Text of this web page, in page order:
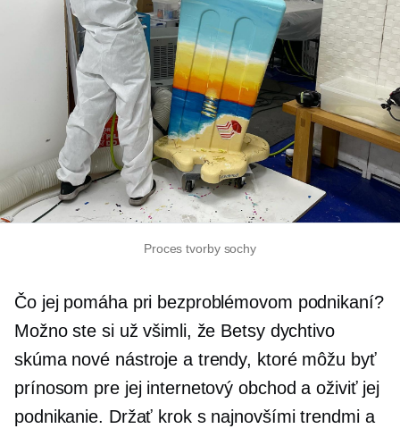
Proces tvorby sochy
Čo jej pomáha pri bezproblémovom podnikaní?
Možno ste si už všimli, že Betsy dychtivo
skúma nové nástroje a trendy, ktoré môžu byť
prínosom pre jej internetový obchod a oživiť jej
podnikanie. Držať krok s najnovšími trendmi a